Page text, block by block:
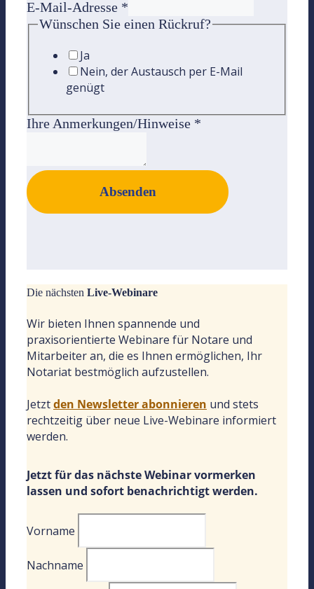
E-Mail-Adresse *
Wünschen Sie einen Rückruf?
Ja
Nein, der Austausch per E-Mail
genügt
Ihre Anmerkungen/Hinweise *
Absenden
Die nächsten Live-Webinare
Wir bieten Ihnen spannende und
praxisorientierte Webinare für Notare und
Mitarbeiter an, die es Ihnen ermöglichen, Ihr
Notariat bestmöglich aufzustellen.
Jetztden Newsletter abonnieren und stets
rechtzeitig über neue Live-Webinare informiert
werden.
Jetzt für das nächste Webinar vormerken
lassen und sofort benachrichtigt werden.
Vorname
Nachname